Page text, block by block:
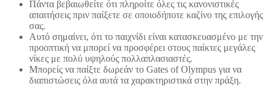
Πάντα βεβαιωθείτε ότι πληροίτε όλες τις κανονιστικές
απαιτήσεις πριν παίξετε σε οποιοδήποτε καζίνο της επιλογής
σας.
Αυτό σημαίνει, ότι το παιχνίδι είναι κατασκευασμένο με την
προοπτική να μπορεί να προσφέρει στους παίκτες μεγάλες
νίκες με πολύ υψηλούς πολλαπλασιαστές.
Μπορείς να παίξτε δωρεάν το Gates of Olympus για να
διαπιστώσεις όλα αυτά τα χαρακτηριστικά στην πράξη.